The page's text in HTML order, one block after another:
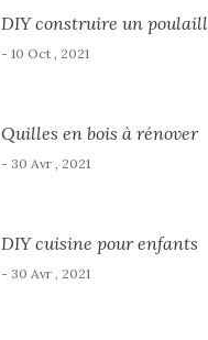
DIY construire un
- 10 Oct , 2021
Quilles en bois à rénover
- 30 Avr , 2021
DIY cuisine pour enfants
- 30 Avr , 2021